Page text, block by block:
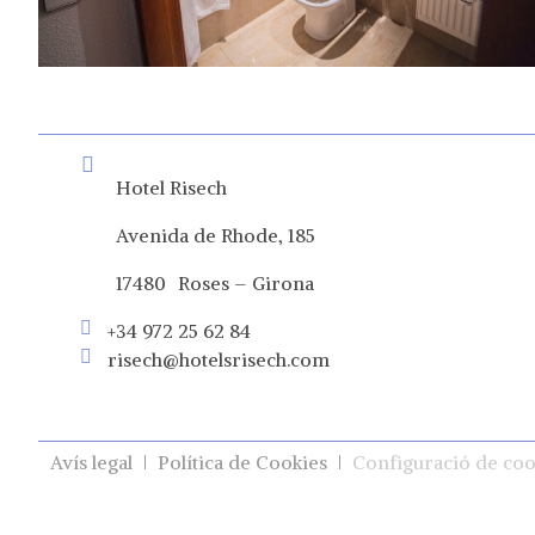
Hotel Risech
Avenida de Rhode, 185
17480 Roses – Girona
+34 972 25 62 84
risech@hotelsrisech.com
Avís legal Política de Cookies Configuració de